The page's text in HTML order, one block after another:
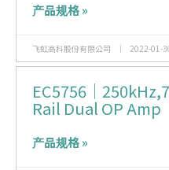
产品规格 »
飞虹高科股份有限公司 2022-01-
EC5756｜
Rail Dual OP Amp
产品规格 »